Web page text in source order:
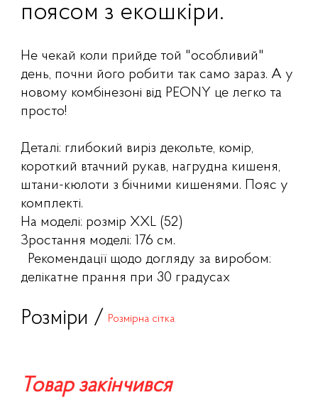
поясом з екошкіри.
Не чекай коли прийде той "особливий"
день, почни його робити так само зараз. А у
новому комбінезоні від PEONY це легко та
просто!
Деталі: глибокий виріз декольте, комір,
короткий втачний рукав, нагрудна кишеня,
штани-кюлоти з бічними кишенями. Пояс у
комплекті.
На моделі: розмір XXL (52)
Зростання моделі: 176 см.
Рекомендації щодо догляду за виробом:
делікатне прання при 30 градусах
Розміри / Розмірна сітка
Товар закінчився